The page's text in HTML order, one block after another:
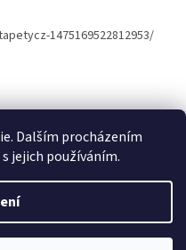
Dalším procházením
jejich používáním.
1475169522812953/